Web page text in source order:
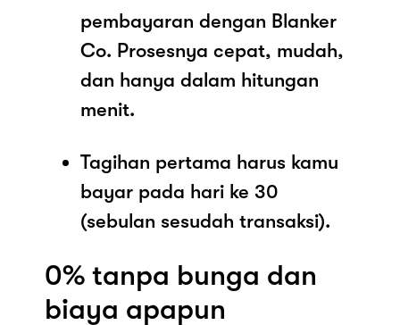
pembayaran dengan Blanker
Co. Prosesnya cepat, mudah,
dan hanya dalam hitungan
menit.
Tagihan pertama harus kamu
bayar pada hari ke 30
(sebulan sesudah transaksi).
0% tanpa bunga dan
biaya apapun